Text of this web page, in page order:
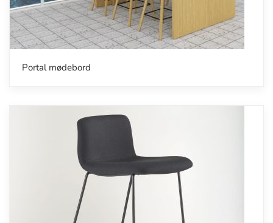
Portal mødebord